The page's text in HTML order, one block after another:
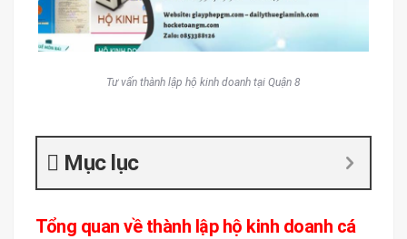
Tư vấn thành lập hộ kinh doanh tại Quận 8
Mục lục
Tổng quan về thành lập hộ kinh doanh cá